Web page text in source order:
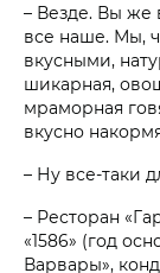
– Везде. Вы же
все наше. Мы,
вкусными,
шикарная,
мраморная
вкусно
– Ну все-таки
– Ресторан
«1586» (год
Варвары»,